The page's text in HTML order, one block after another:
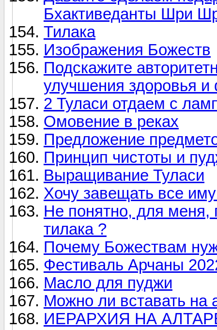
Бхактиведанты Шри
Тилака
Изображения Божеств
Подскажите
улучшения здоровья
2 Туласи отдаем с
Омовение в реках
Предложение
Принцип чистоты и
Выращивание Туласи
Хочу завещать все
Не понятно, для
тилака ?
Почему Божествам
Фестиваль Арчаны
Масло для пуджи
Можно ли вставать на
ИЕРАРХИЯ НА